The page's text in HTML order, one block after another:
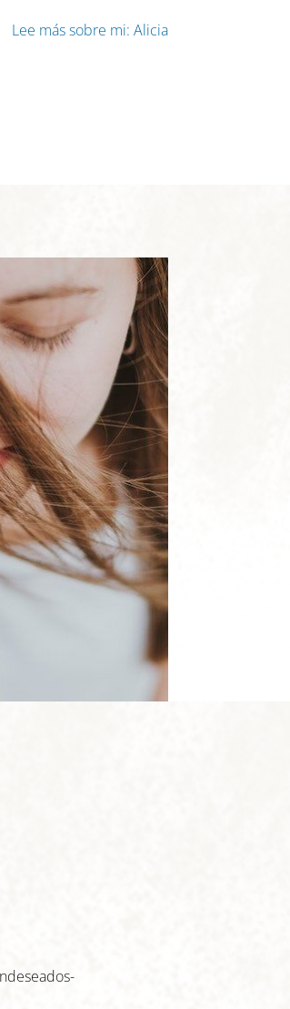
Lee más sobre mi: Alicia